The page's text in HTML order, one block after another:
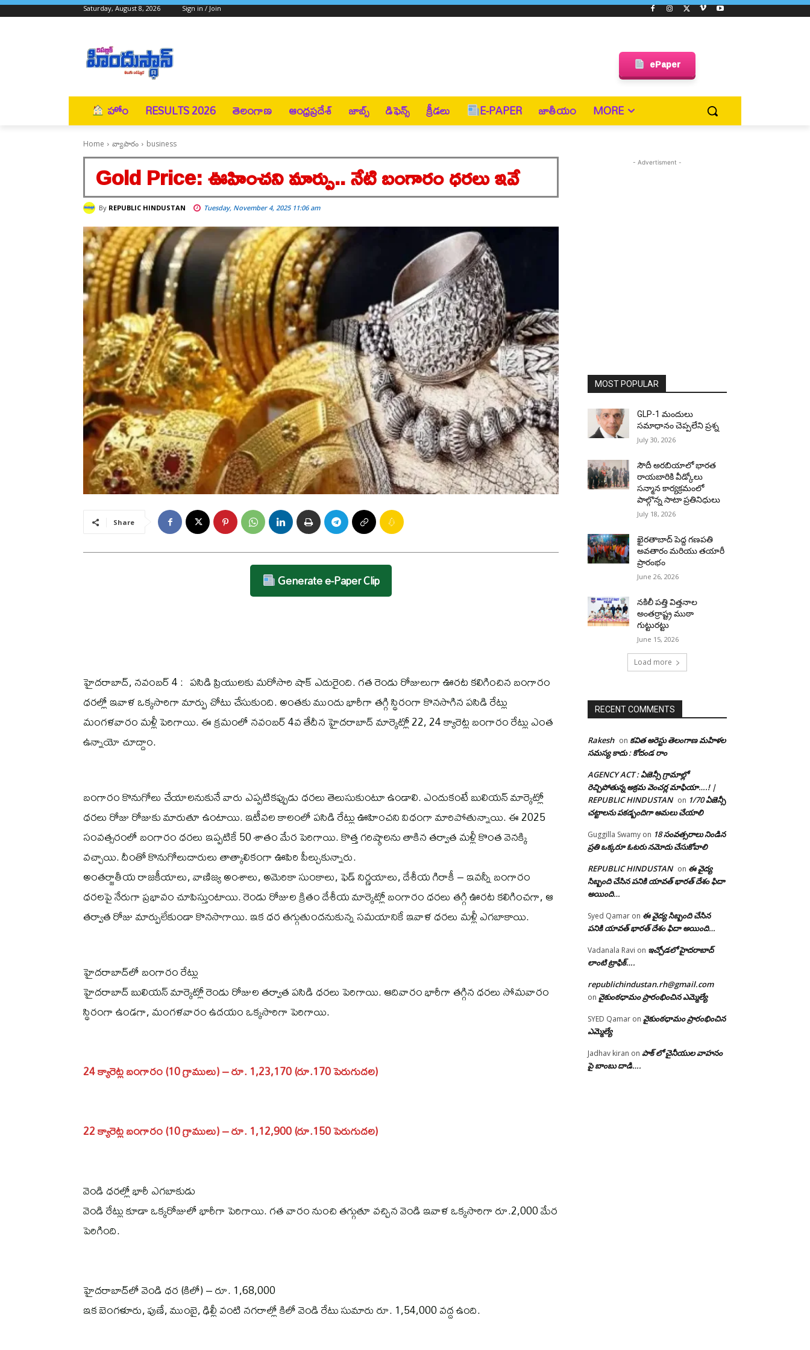
Saturday, August 8, 2026 Sign in / Join
ePaper
హోం RESULTS 2026 తెలంగాణ ఆంధ్రప్రదేశ్ జాబ్స్ డిఫెన్స్ క్రీడలు E-PAPER జాతీయం MORE
Home వ్యాపారం business
Gold Price: ఊహించని మార్పు.. నేటి బంగారం ధరలు ఇవే
By REPUBLIC HINDUSTAN Tuesday, November 4, 2025 11:06 am
Share
Generate e-Paper Clip
హైదరాబాద్, నవంబర్‌ 4 : పసిడి ప్రియులకు మరోసారి షాక్‌ ఎదురైంది. గత రెండు రోజులుగా ఊరట కలిగించిన బంగారం
ధరల్లో ఇవాళ ఒక్కసారిగా మార్పు చోటు చేసుకుంది. అంతకు ముందు భారీగా తగ్గి స్థిరంగా కొనసాగిన పసిడి రేట్లు
మంగళవారం మళ్లీ పెరిగాయి. ఈ క్రమంలో నవంబర్‌ 4వ తేదీన హైదరాబాద్‌ మార్కెట్లో 22, 24 క్యారెట్ల బంగారం రేట్లు ఎంత
ఉన్నాయో చూద్దాం.
బంగారం కొనుగోలు చేయాలనుకునే వారు ఎప్పటికప్పుడు ధరలు తెలుసుకుంటూ ఉండాలి. ఎందుకంటే బులియన్‌ మార్కెట్లో
ధరలు రోజు రోజుకు మారుతూ ఉంటాయి. ఇటీవల కాలంలో పసిడి రేట్లు ఊహించని విధంగా మారిపోతున్నాయి. ఈ 2025
సంవత్సరంలో బంగారం ధరలు ఇప్పటికే 50 శాతం మేర పెరిగాయి. కొత్త గరిష్ఠాలను తాకిన తర్వాత మళ్లీ కొంత వెనక్కి
వచ్చాయి. దీంతో కొనుగోలుదారులు తాత్కాలికంగా ఊపిరి పీల్చుకున్నారు.
అంతర్జాతీయ రాజకీయాలు, వాణిజ్య అంశాలు, అమెరికా సుంకాలు, ఫెడ్‌ నిర్ణయాలు, దేశీయ గిరాకీ – ఇవన్నీ బంగారం
ధరలపై నేరుగా ప్రభావం చూపిస్తుంటాయి. రెండు రోజుల క్రితం దేశీయ మార్కెట్లో బంగారం ధరలు తగ్గి ఊరట కలిగించగా, ఆ
తర్వాత రోజు మార్పులేకుండా కొనసాగాయి. ఇక ధర తగ్గుతుందనుకున్న సమయానికే ఇవాళ ధరలు మళ్లీ ఎగబాకాయి.
హైదరాబాద్‌లో బంగారం రేట్లు
హైదరాబాద్‌ బులియన్‌ మార్కెట్లో రెండు రోజుల తర్వాత పసిడి ధరలు పెరిగాయి. ఆదివారం భారీగా తగ్గిన ధరలు సోమవారం
స్థిరంగా ఉండగా, మంగళవారం ఉదయం ఒక్కసారిగా పెరిగాయి.
24 క్యారెట్ల బంగారం (10 గ్రాములు) – రూ. 1,23,170 (రూ.170 పెరుగుదల)
22 క్యారెట్ల బంగారం (10 గ్రాములు) – రూ. 1,12,900 (రూ.150 పెరుగుదల)
వెండి ధరల్లో భారీ ఎగబాకుడు
వెండి రేట్లు కూడా ఒక్కరోజులో భారీగా పెరిగాయి. గత వారం నుంచి తగ్గుతూ వచ్చిన వెండి ఇవాళ ఒక్కసారిగా రూ.2,000 మేర
పెరిగింది.
హైదరాబాద్‌లో వెండి ధర (కిలో) – రూ. 1,68,000
ఇక బెంగళూరు, పుణే, ముంబై, ఢిల్లీ వంటి నగరాల్లో కిలో వెండి రేటు సుమారు రూ. 1,54,000 వద్ద ఉంది.
- Advertisment -
MOST POPULAR
GLP-1 మందులు
సమాధానం చెప్పలేని ప్రశ్న
July 30, 2026
సౌదీ అరబియాలో భారత
రాయబారికి వీడ్కోలు
సన్మాన కార్యక్రమంలో
పాల్గొన్న సాటా ప్రతినిధులు
July 18, 2026
ఖైరతాబాద్ పెద్ద గణపతి
అవతారం మరియు తయారీ
ప్రారంభం
June 26, 2026
నకిలీ పత్తి విత్తనాల
అంతర్రాష్ట్ర ముఠా
గుట్టురట్టు
June 15, 2026
Load more
RECENT COMMENTS
Rakesh on కవిత అరెస్టు తెలంగాణ మహిళల
సమస్య కాదు : కోదండ రాం
AGENCY ACT : ఏజెన్సీ గ్రామాల్లో
రెచ్చిపోతున్న అక్రమ వెంచర్ల మాఫియా….! |
REPUBLIC HINDUSTAN on 1/70 ఏజెన్సీ
చట్టాలను పకడ్బందిగా అమలు చేయాలి
Guggilla Swamy on 18 సంవత్సరాలు నిండిన
ప్రతి ఒక్కరూ ఓటరు నమోదు చేసుకోవాలి
REPUBLIC HINDUSTAN on ఈ వైద్య
సిబ్బంది చేసిన పనికి యావత్ భారత్ దేశం ఫిదా
అయింది…
Syed Qamar on ఈ వైద్య సిబ్బంది చేసిన
పనికి యావత్ భారత్ దేశం ఫిదా అయింది…
Vadanala Ravi on ఇచ్చోడలో హైదరాబాద్
లాంటి ట్రాఫిక్….
republichindustan.rh@gmail.com
on వైకుంఠధామం ప్రారంభించిన ఎమ్మెల్యే
SYED Qamar on వైకుంఠధామం ప్రారంభించిన
ఎమ్మెల్యే
Jadhav kiran on పాక్ లో చైనీయుల వాహనం
పై బాంబు దాడి….